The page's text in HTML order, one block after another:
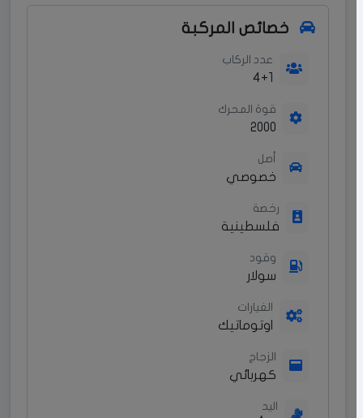
خصائص المركبة
عدد الركاب
4+1
قوة المحرك
2000
أصل
خصوصي
رخصة
فلسطينية
وقود
سولار
الغيارات
اوتوماتيك
الزجاج
كهربائي
اليد